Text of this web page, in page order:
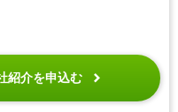
紹介を申込む